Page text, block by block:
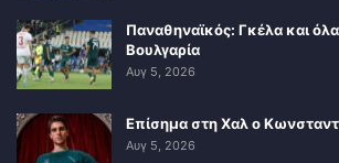
Παναθηναϊκός: Γκέλα και
Βουλγαρία
Αυγ 5, 2026
Επίσημα στη Χαλ ο
Αυγ 5, 2026